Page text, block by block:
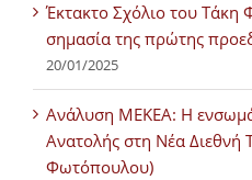
Έκτακτο Σχόλιο του Τάκη
σημασία της πρώτης
20/01/2025
Ανάλυση ΜΕΚΕΑ: Η
Ανατολής στη Νέα Διεθνή
Φωτόπουλου)